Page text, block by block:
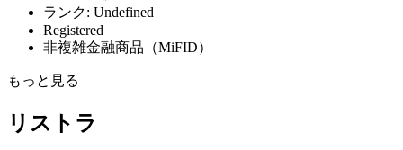
ランク: Undefined
Registered
非複雑金融商品（MiFID）
もっと見る
リストラ